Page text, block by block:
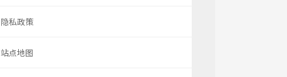
隐私政策
站点地图